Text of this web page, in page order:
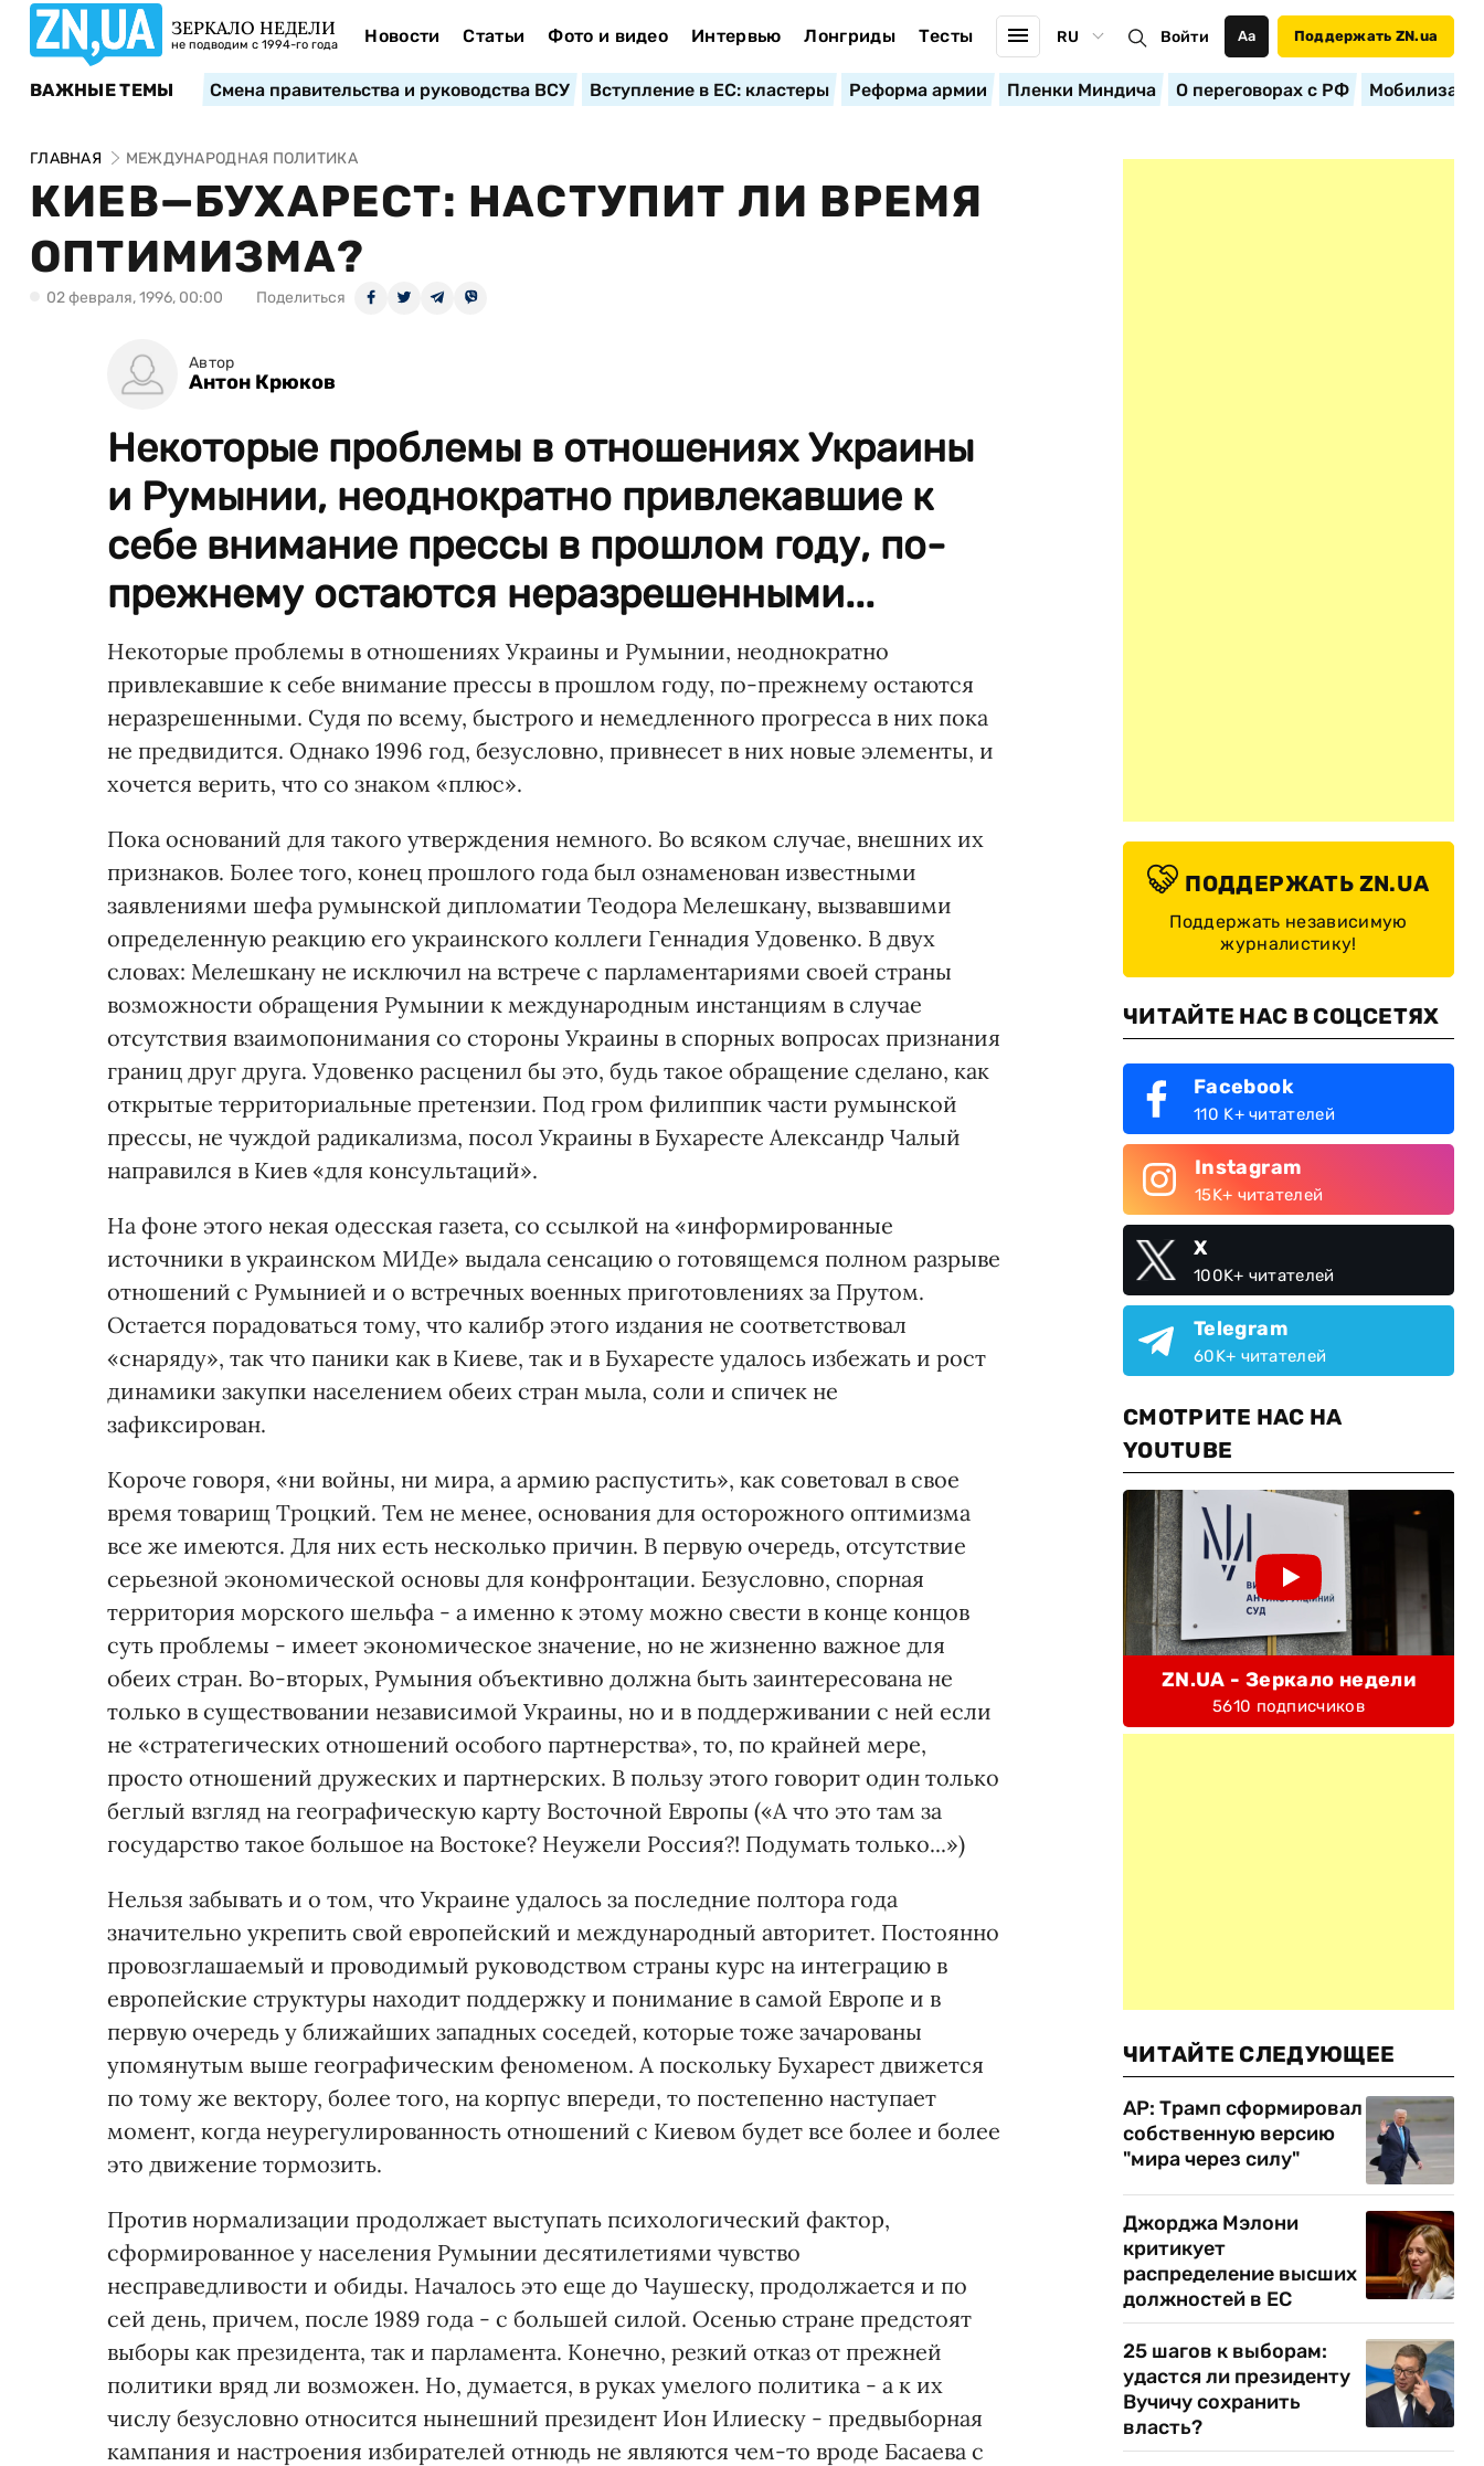
ЗЕРКАЛО НЕДЕЛИ
не подводим с 1994-го года Новости Статьи Фото и видео Интервью Лонгриды Тесты RU Войти Аа Поддержать ZN.ua
ВАЖНЫЕ ТЕМЫ Смена правительства и руководства ВСУ Вступление в ЕС: кластеры Реформа армии Пленки Миндича О переговорах с РФ
ГЛАВНАЯ МЕЖДУНАРОДНАЯ ПОЛИТИКА
КИЕВ—БУХАРЕСТ: НАСТУПИТ ЛИ ВРЕМЯ
ОПТИМИЗМА?
02 февраля, 1996, 00:00 Поделиться
Автор
Антон Крюков
Некоторые проблемы в отношениях Украины
и Румынии, неоднократно привлекавшие к
себе внимание прессы в прошлом году, по-
прежнему остаются неразрешенными...
Некоторые проблемы в отношениях Украины и Румынии, неоднократно
привлекавшие к себе внимание прессы в прошлом году, по-прежнему остаются
неразрешенными. Судя по всему, быстрого и немедленного прогресса в них пока
не предвидится. Однако 1996 год, безусловно, привнесет в них новые элементы, и
хочется верить, что со знаком «плюс».
Пока оснований для такого утверждения немного. Во всяком случае, внешних их
признаков. Более того, конец прошлого года был ознаменован известными
заявлениями шефа румынской дипломатии Теодора Мелешкану, вызвавшими
определенную реакцию его украинского коллеги Геннадия Удовенко. В двух
словах: Мелешкану не исключил на встрече с парламентариями своей страны
возможности обращения Румынии к международным инстанциям в случае
отсутствия взаимопонимания со стороны Украины в спорных вопросах признания
границ друг друга. Удовенко расценил бы это, будь такое обращение сделано, как
открытые территориальные претензии. Под гром филиппик части румынской
прессы, не чуждой радикализма, посол Украины в Бухаресте Александр Чалый
направился в Киев «для консультаций».
На фоне этого некая одесская газета, со ссылкой на «информированные
источники в украинском МИДе» выдала сенсацию о готовящемся полном разрыве
отношений с Румынией и о встречных военных приготовлениях за Прутом.
Остается порадоваться тому, что калибр этого издания не соответствовал
«снаряду», так что паники как в Киеве, так и в Бухаресте удалось избежать и рост
динамики закупки населением обеих стран мыла, соли и спичек не
зафиксирован.
Короче говоря, «ни войны, ни мира, а армию распустить», как советовал в свое
время товарищ Троцкий. Тем не менее, основания для осторожного оптимизма
все же имеются. Для них есть несколько причин. В первую очередь, отсутствие
серьезной экономической основы для конфронтации. Безусловно, спорная
территория морского шельфа - а именно к этому можно свести в конце концов
суть проблемы - имеет экономическое значение, но не жизненно важное для
обеих стран. Во-вторых, Румыния объективно должна быть заинтересована не
только в существовании независимой Украины, но и в поддерживании с ней если
не «стратегических отношений особого партнерства», то, по крайней мере,
просто отношений дружеских и партнерских. В пользу этого говорит один только
беглый взгляд на географическую карту Восточной Европы («А что это там за
государство такое большое на Востоке? Неужели Россия?! Подумать только...»)
Нельзя забывать и о том, что Украине удалось за последние полтора года
значительно укрепить свой европейский и международный авторитет. Постоянно
провозглашаемый и проводимый руководством страны курс на интеграцию в
европейские структуры находит поддержку и понимание в самой Европе и в
первую очередь у ближайших западных соседей, которые тоже зачарованы
упомянутым выше географическим феноменом. А поскольку Бухарест движется
по тому же вектору, более того, на корпус впереди, то постепенно наступает
момент, когда неурегулированность отношений с Киевом будет все более и более
это движение тормозить.
Против нормализации продолжает выступать психологический фактор,
сформированное у населения Румынии десятилетиями чувство
несправедливости и обиды. Началось это еще до Чаушеску, продолжается и по
сей день, причем, после 1989 года - с большей силой. Осенью стране предстоят
выборы как президента, так и парламента. Конечно, резкий отказ от прежней
политики вряд ли возможен. Но, думается, в руках умелого политика - а к их
числу безусловно относится нынешний президент Ион Илиеску - предвыборная
кампания и настроения избирателей отнюдь не являются чем-то вроде Басаева с
ПОДДЕРЖАТЬ ZN.UA
Поддержать независимую
журналистику!
ЧИТАЙТЕ НАС В СОЦСЕТЯХ
Facebook
110 K+ читателей
Instagram
15K+ читателей
X
100K+ читателей
Telegram
60K+ читателей
СМОТРИТЕ НАС НА
YOUTUBE
ZN.UA - Зеркало недели
5610 подписчиков
ЧИТАЙТЕ СЛЕДУЮЩЕЕ
AP: Трамп сформировал
собственную версию
"мира через силу"
Джорджа Мэлони
критикует
распределение высших
должностей в ЕС
25 шагов к выборам:
удастся ли президенту
Вучичу сохранить
власть?